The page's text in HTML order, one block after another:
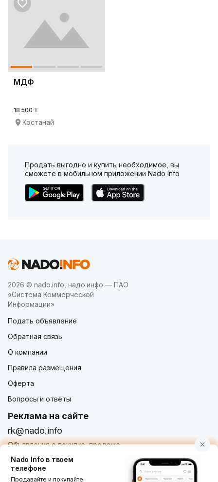
МДФ
18 500 ₸
Костанай
Продать выгодно и купить необходимое, вы
сможете в мобильном приложении Nado Info
2026 © nado.info, надо.инфо — ПАО
«Система Коммерческой
Информации»
Подать объявление
Обратная связь
О компании
Правила размещения
Оферта
Вопросы и ответы
Реклама на сайте
rk@nado.info
Объявления о покупке, продаже,
услугах от частных лиц и организаций
Nado Info в твоем
телефоне
Продавайте и покупайте